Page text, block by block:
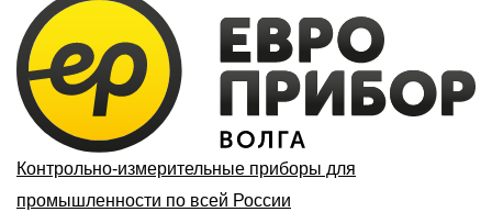
Контрольно-измерительные приборы для
промышленности по всей России